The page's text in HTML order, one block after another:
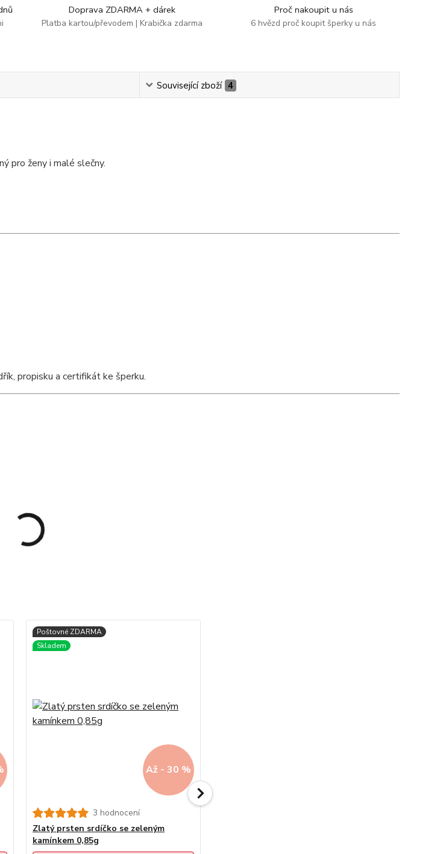
Doprava ZDARMA + dárek
Platba kartou/převodem | Krabička zdarma
Proč nakoupit u nás
6 hvězd proč koupit šperky u nás
Související zboží 4
pro ženy i malé slečny.
propisku a certifikát ke šperku.
Až - 30 %
3 hodnocení
Zlatý prsten srdíčko se zeleným
kamínkem 0,85g